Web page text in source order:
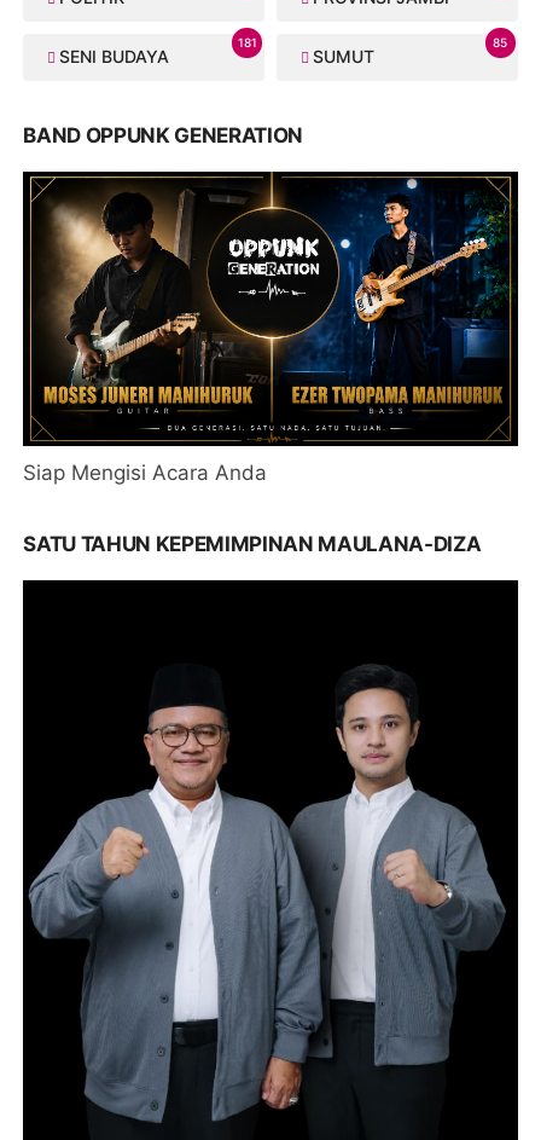
SENI BUDAYA
181
SUMUT
85
BAND OPPUNK GENERATION
Siap Mengisi Acara Anda
SATU TAHUN KEPEMIMPINAN MAULANA-DIZA